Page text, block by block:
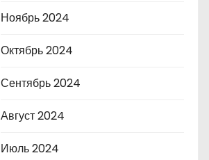
Ноябрь 2024
Октябрь 2024
Сентябрь 2024
Август 2024
Июль 2024